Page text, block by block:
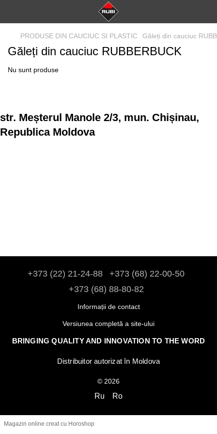
PRODUSE DIN CAUCIUC SI PLASTIC Găleți din cauciuc
Găleți din cauciuc RUBBERBUCK
Nu sunt produse
str. Meșterul Manole 2/3, mun. Chișinau,
Republica Moldova
+373 (22) 21-24-88
+373 (68) 22-00-50
+373 (68) 88-80-82
Informații de contact
Versiunea completă a site-ului
BRINGING QUALITY AND INNOVATION TO THE WORD
Distribuitor autorizat în Moldova
© 2026
Ru Ro
Magazin online creat cu Horoshop